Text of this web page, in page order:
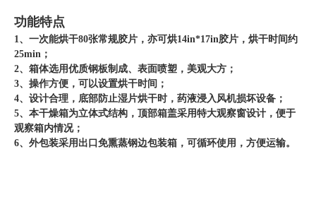
功能特点
1、一次能烘干80张常规胶片，亦可烘14in*17in胶片，烘干时间约
25min；
2、箱体选用优质钢板制成、表面喷塑，美观大方；
3、操作方便，可以设置烘干时间；
4、设计合理，底部防止湿片烘干时，药液浸入风机损坏设备；
5、本干燥箱为立体式结构，顶部箱盖采用特大观察窗设计，便于
观察箱内情况；
6、外包装采用出口免熏蒸钢边包装箱，可循环使用，方便运输。